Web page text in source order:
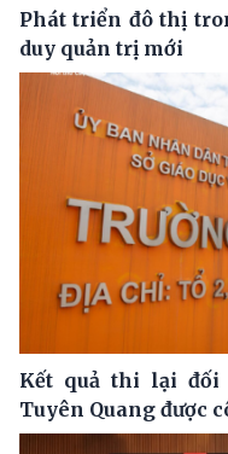
Phát triển đô thị
duy quản trị mới
Kết quả thi lại đối
Tuyên Quang được